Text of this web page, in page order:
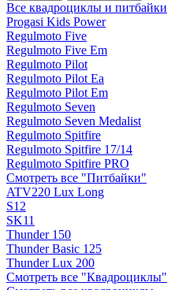
Все квадроциклы и питбайки
Progasi Kids Power
Regulmoto Five
Regulmoto Five Em
Regulmoto Pilot
Regulmoto Pilot Ea
Regulmoto Pilot Em
Regulmoto Seven
Regulmoto Seven Medalist
Regulmoto Spitfire
Regulmoto Spitfire 17/14
Regulmoto Spitfire PRO
Смотреть все "Питбайки"
ATV220 Lux Long
S12
SK11
Thunder 150
Thunder Basic 125
Thunder Lux 200
Смотреть все "Квадроциклы"